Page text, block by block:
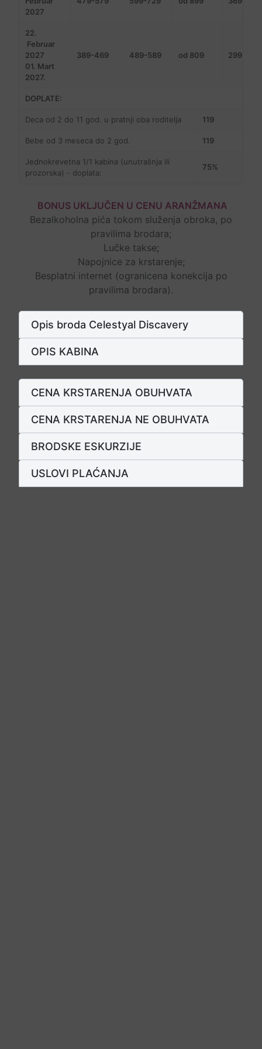
2027
22.
Februar
2027
01. Mart
2027.
389-469 489-589 od 809 299
DOPLATE:
Deca od 2 do 11 god. u pratnji oba roditelja 119
Bebe od 3 meseca do 2 god. 119
Jednokrevetna 1/1 kabina (unutrašnja ili
prozorska) - doplata:
75%
BONUS UKLJUČEN U CENU ARANŽMANA
Bezalkoholna pića tokom služenja obroka, po
pravilima brodara;
Lučke takse;
Napojnice za krstarenje;
Besplatni internet (ogranicena konekcija po
pravilima brodara).
Opis broda Celestyal Discavery
OPIS KABINA
CENA KRSTARENJA OBUHVATA
CENA KRSTARENJA NE OBUHVATA
BRODSKE ESKURZIJE
USLOVI PLAĆANJA